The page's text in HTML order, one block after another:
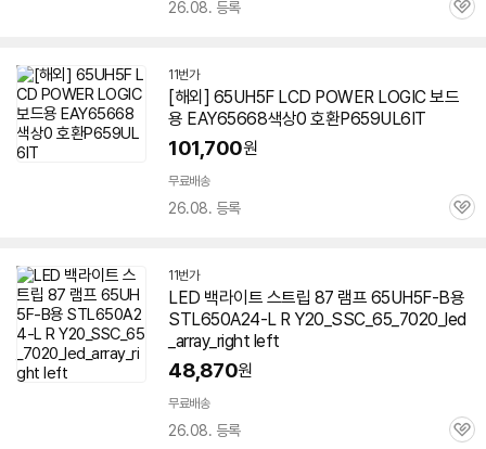
26.08. 등록
관
11번가
[해외] 65UH5FLCD POWER LOGIC 보드
용 EAY65668색상0 호환P659UL6IT
101,700원
무료배송
26.08. 등록
관
11번가
LED 백라이트 스트립 87 램프 65UH5F-B용
STL650A24-L R Y20_SSC_65_7020_led
_array_right left
48,870원
무료배송
26.08. 등록
관